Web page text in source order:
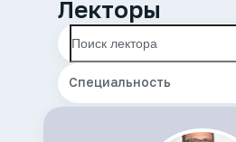
Лекторы
Специальность